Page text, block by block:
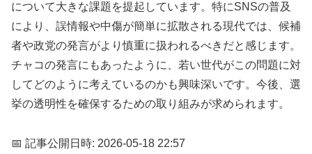
について大きな課題を提起しています。特にSNSの普及
により、誤情報や中傷が簡単に拡散される現代では、候補
者や政党の発言がより慎重に扱われるべきだと感じます。
チャコの発言にもあったように、若い世代がこの問題に対
してどのように考えているのかも興味深いです。今後、選
挙の透明性を確保するための取り組みが求められます。
📅 記事公開日時: 2026-05-18 22:57